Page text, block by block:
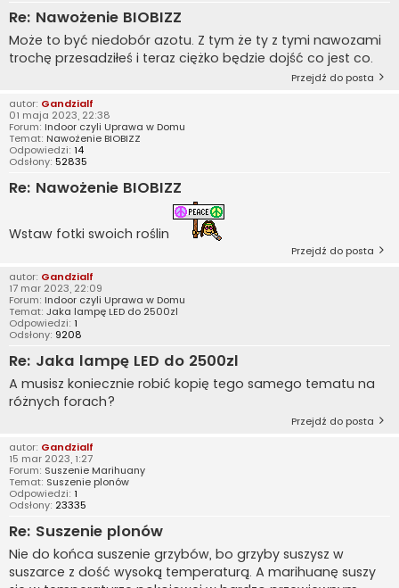
Re: Nawożenie BIOBIZZ
Może to być niedobór azotu. Z tym że ty z tymi nawozami
trochę przesadziłeś i teraz ciężko będzie dojść co jest co.
Przejdź do posta
autor: Gandzialf
01 maja 2023, 22:38
Forum: Indoor czyli Uprawa w Domu
Temat: Nawożenie BIOBIZZ
Odpowiedzi: 14
Odsłony: 52835
Re: Nawożenie BIOBIZZ
Wstaw fotki swoich roślin
Przejdź do posta
autor: Gandzialf
17 mar 2023, 22:09
Forum: Indoor czyli Uprawa w Domu
Temat: Jaka lampę LED do 2500zl
Odpowiedzi: 1
Odsłony: 9208
Re: Jaka lampę LED do 2500zl
A musisz koniecznie robić kopię tego samego tematu na
różnych forach?
Przejdź do posta
autor: Gandzialf
15 mar 2023, 1:27
Forum: Suszenie Marihuany
Temat: Suszenie plonów
Odpowiedzi: 1
Odsłony: 23335
Re: Suszenie plonów
Nie do końca suszenie grzybów, bo grzyby suszysz w
suszarce z dość wysoką temperaturą. A marihuanę suszy